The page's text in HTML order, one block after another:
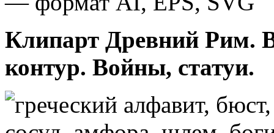
Клипарт Древний Рим.
контур. Войны, статуи.